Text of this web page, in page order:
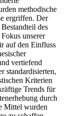
methodische
ergriffen. Der
des
unserer
auf den Einfluss
vertiefend
standardisierten,
Kriterien
Trends für
durch
Mittel wurden